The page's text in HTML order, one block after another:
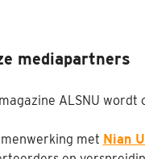
mediapartners
ALSNU
met Nian